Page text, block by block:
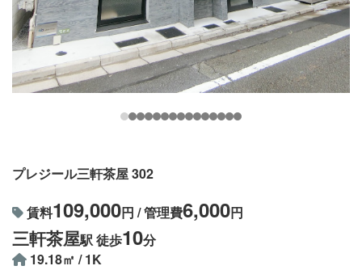
プレジール三軒茶屋 302
賃料109,000円 / 管理費6,000円
三軒茶屋駅 徒歩10分
19.18㎡ / 1K